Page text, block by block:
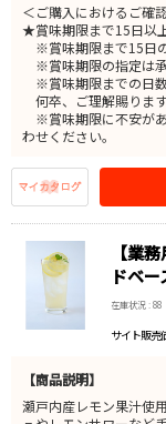
＜ご購入におけるご確
★賞味期限まで15日以
※賞味期限まで15日の
※賞味期限の指定は承
※賞味期限までの日数
何卒、ご理解賜りま
※賞味期限に不安が
わせください。
【業
ドベ
在庫状況 : 88
サイト販売
【商品説明】
瀬戸内産レモン果汁使